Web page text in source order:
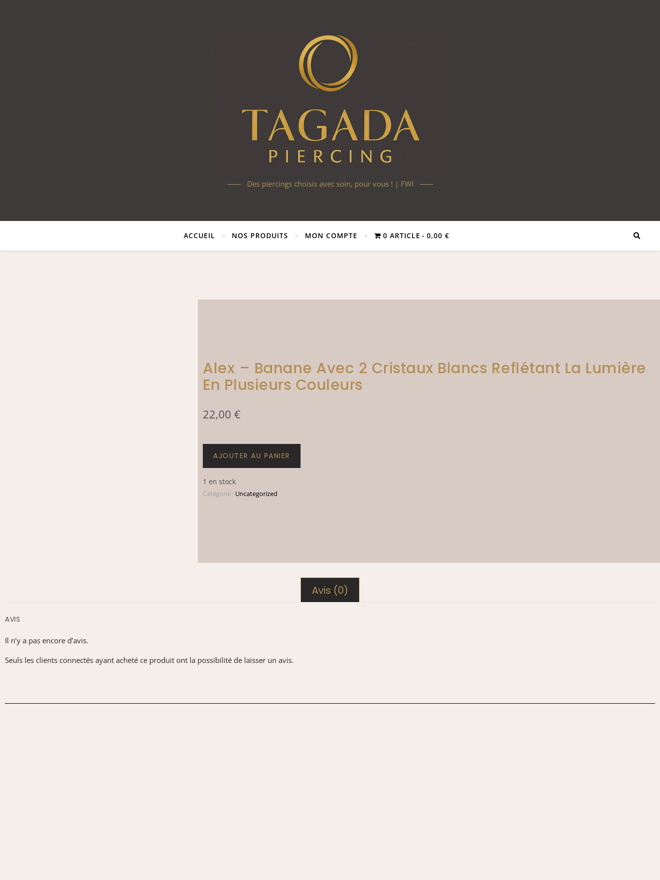
Des piercings choisis avec soin, pour vous ! | FWI
ACCUEIL NOS PRODUITS MON COMPTE 0 ARTICLE 0,00 €
Alex – Banane Avec 2 Cristaux Blancs Reflétant La Lumière
En Plusieurs Couleurs
22,00€
AJOUTER AU PANIER
1 en stock
Catégorie : Uncategorized
Avis (0)
AVIS
Il n’y a pas encore d’avis.
Seuls les clients connectés ayant acheté ce produit ont la possibilité de laisser un avis.